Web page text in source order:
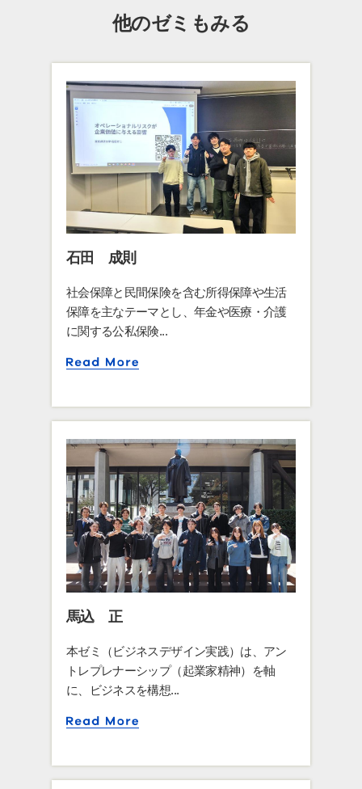
各種手続
TKUポータル
他のゼミもみる
石田 成則
社会保障と民間保険を含む所得保障や生活
保障を主なテーマとし、年金や医療・介護
に関する公私保険...
馬込 正
本ゼミ（ビジネスデザイン実践）は、アン
トレプレナーシップ（起業家精神）を軸
に、ビジネスを構想...